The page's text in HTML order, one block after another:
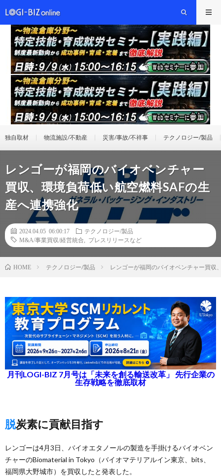
独自取材 物流施設/不動産 災害/事故/不祥事 テクノロジー/製品
レンゴーが福岡のバイオベンチャー
買収、環境負荷低い航空燃料SAFの生
産へ連携強化
2024.04.05 06:00:17
テクノロジー/製品
M&A/事業買収/経営統合
プレスリリースなど
HOME テクノロジー/製品 レンゴーが福岡のバイオベンチャー買収
月刊LOGI-BIZ 7月号は「未来を創る輸送改革」 先行企業の
生存戦略を徹底取材
脱炭素に貢献目指す
レンゴーは4月3日、バイオエタノールの製造を手掛けるバイオベン
チャーのBiomaterial in Tokyo（バイオマテリアルイン東京、bits、
福岡県大野城市）を買収したと発表した。